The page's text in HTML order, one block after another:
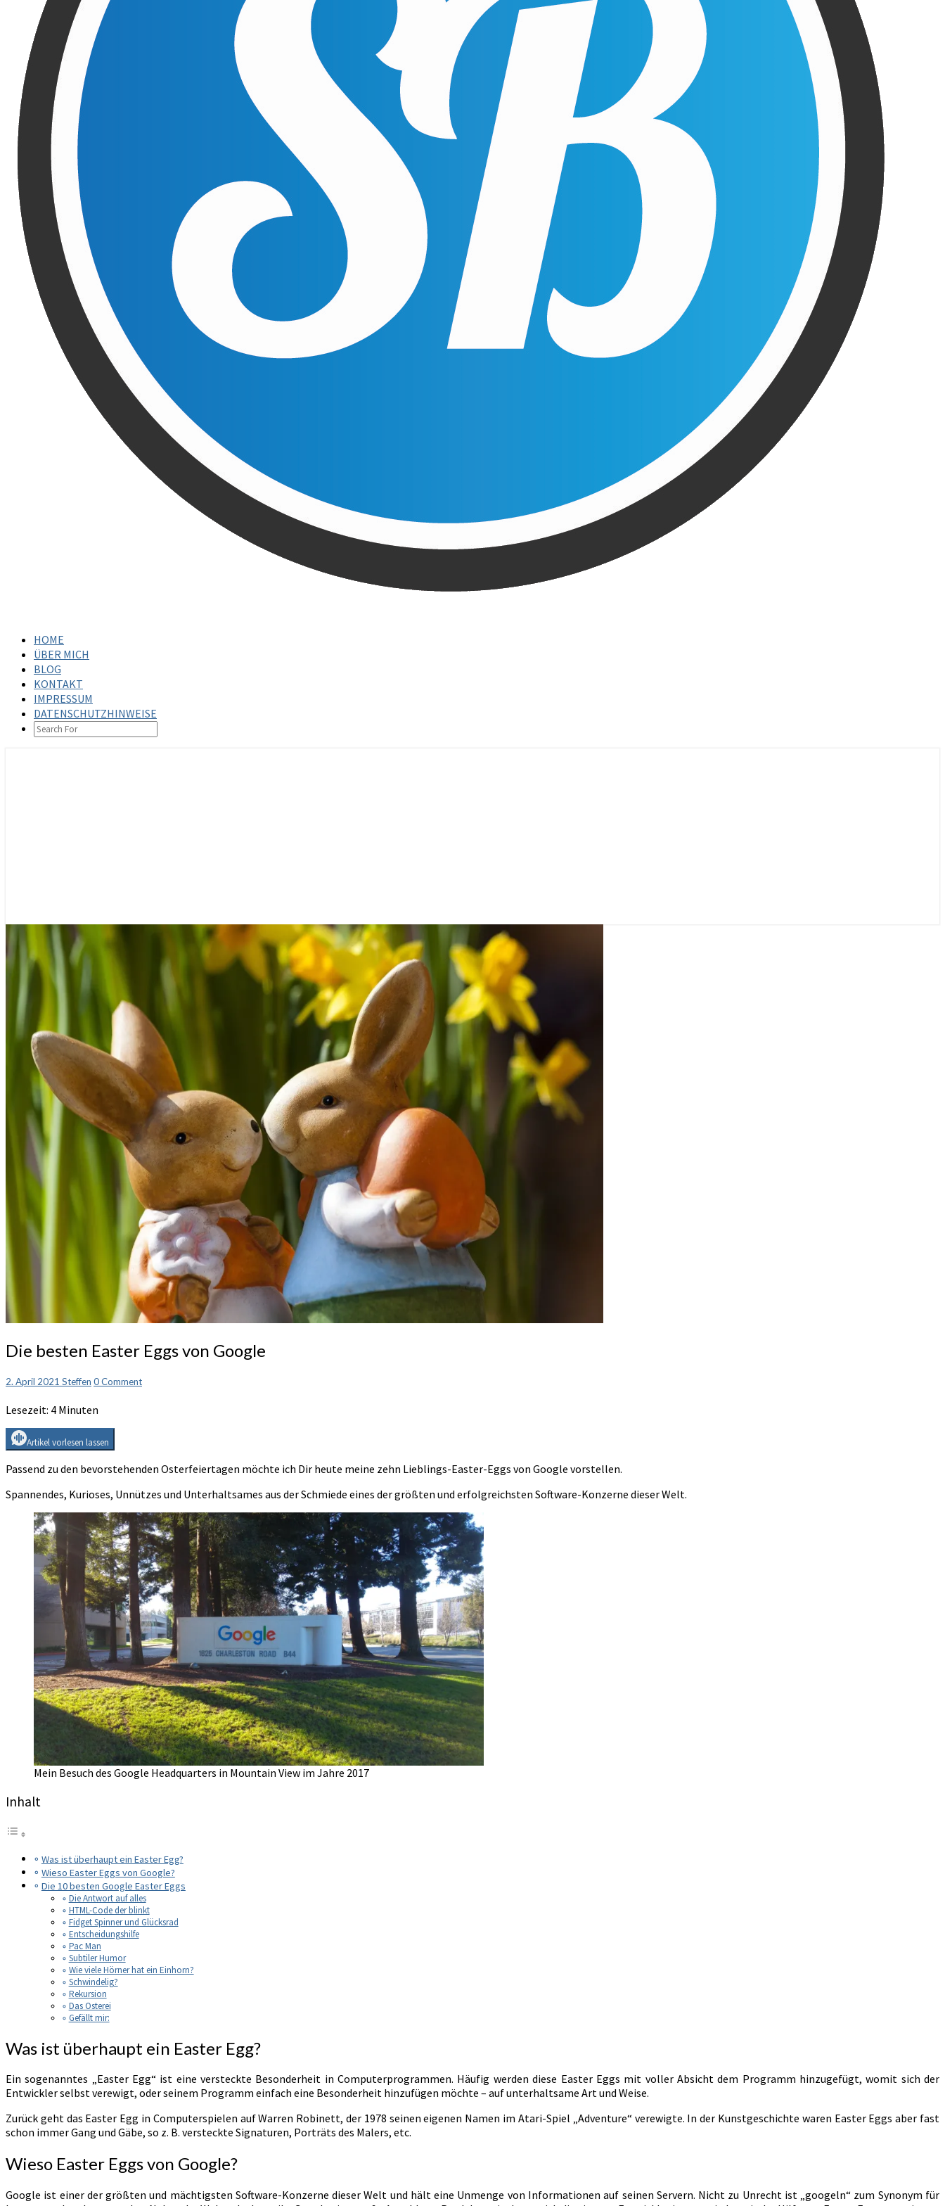
HOME
ÜBER MICH
BLOG
KONTAKT
IMPRESSUM
DATENSCHUTZHINWEISE
SEARCH
Die
besten
Eggs
Google
Die besten Easter Eggs von Google
2. April 2021 Steffen Comments
0 Comment
Lesezeit: 4 Minuten
Artikel vorlesen lassen
Passend zu den bevorstehenden Osterfeiertagen möchte ich Dir heute meine zehn Lieblings-Easter-Eggs von Google vorstellen.
Spannendes, Kurioses, Unnützes und Unterhaltsames aus der Schmiede eines der größten und erfolgreichsten Software-Konzerne dieser Welt.
Mein Besuch des Google Headquarters in Mountain View im Jahre 2017
Inhalt
Was ist überhaupt ein Easter Egg?
Wieso Easter Eggs von Google?
Die 10 besten Google Easter Eggs
Die Antwort auf alles
HTML-Code der blinkt
Fidget Spinner und Glücksrad
Entscheidungshilfe
Pac Man
Subtiler Humor
Wie viele Hörner hat ein Einhorn?
Schwindelig?
Rekursion
Das Osterei
Gefällt mir:
Was ist überhaupt ein Easter Egg?
Ein sogenanntes „Easter Egg“ ist eine versteckte Besonderheit in Computerprogrammen. Häufig werden diese Easter Eggs mit voller Absicht dem Programm hinzugefügt, womit sich der
Entwickler selbst verewigt, oder seinem Programm einfach eine Besonderheit hinzufügen möchte – auf unterhaltsame Art und Weise.
Zurück geht das Easter Egg in Computerspielen auf Warren Robinett, der 1978 seinen eigenen Namen im Atari-Spiel „Adventure“ verewigte. In der Kunstgeschichte waren Easter Eggs aber fast
schon immer Gang und Gäbe, so z. B. versteckte Signaturen, Porträts des Malers, etc.
Wieso Easter Eggs von Google?
Google ist einer der größten und mächtigsten Software-Konzerne dieser Welt und hält eine Unmenge von Informationen auf seinen Servern. Nicht zu Unrecht ist „googeln“ zum Synonym für